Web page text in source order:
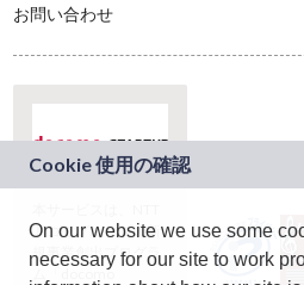
お問い合わせ
ドコモグループの新
規事業創出プログラ
ム「docomo
On our website we use some
necessary for our site to work